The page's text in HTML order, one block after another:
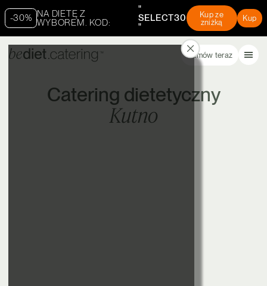
-30% NA DIETĘ Z
WYBOREM. KOD:
"
SELECT30
"
Kup ze
zniżką
Kup
Zamów teraz
Catering dietetyczny
Kutno